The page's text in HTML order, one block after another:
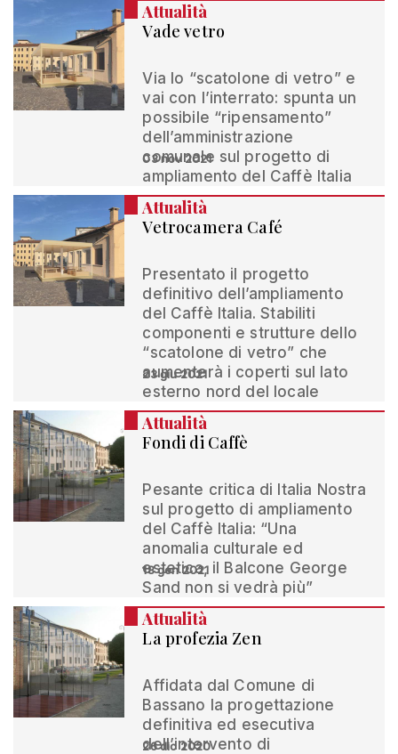
Attualità
Vade vetro
Via lo “scatolone di vetro” e
vai con l’interrato: spunta un
possibile “ripensamento”
dell’amministrazione
comunale sul progetto di
ampliamento del Caffè Italia
03 nov 2021
Attualità
Vetrocamera Café
Presentato il progetto
definitivo dell’ampliamento
del Caffè Italia. Stabiliti
componenti e strutture dello
“scatolone di vetro” che
aumenterà i coperti sul lato
esterno nord del locale
23 giu 2021
Attualità
Fondi di Caffè
Pesante critica di Italia Nostra
sul progetto di ampliamento
del Caffè Italia: “Una
anomalia culturale ed
estetica, il Balcone George
Sand non si vedrà più”
18 gen 2021
Attualità
La profezia Zen
Affidata dal Comune di
Bassano la progettazione
definitiva ed esecutiva
dell’intervento di
26 dic 2020